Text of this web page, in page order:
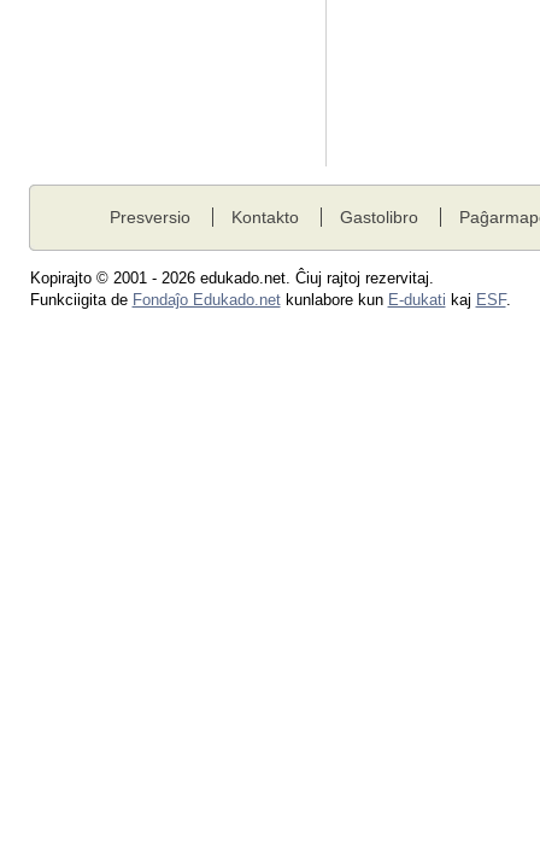
Presversio Kontakto Gastolibro
Kopirajto © 2001 - 2026 edukado.net. Ĉiuj rajtoj rezervitaj.
Funkciigita de Fondaĵo Edukado.netkunlabore kun E-dukati kaj ESF.